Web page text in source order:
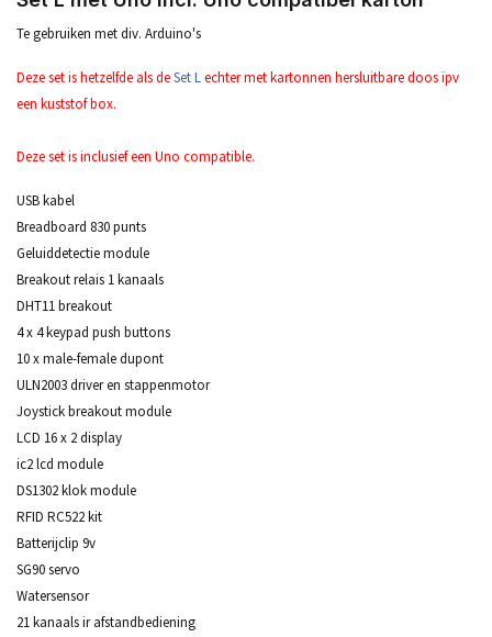
Te gebruiken met div. Arduino's
Deze set is hetzelfde als deSet Lechter met kartonnen hersluitbare doos ipv
een kuststof box.
Deze set is inclusief een Uno compatible.
USB kabel
Breadboard 830 punts
Geluiddetectie module
Breakout relais 1 kanaals
DHT11 breakout
4 x 4 keypad push buttons
10 x male-female dupont
ULN2003 driver en stappenmotor
Joystick breakout module
LCD 16 x 2 display
ic2 lcd module
DS1302 klok module
RFID RC522 kit
Batterijclip 9v
SG90 servo
Watersensor
21 kanaals ir afstandbediening